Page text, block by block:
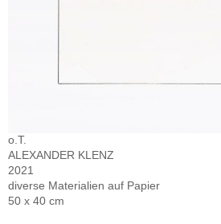
o.T.
ALEXANDER KLENZ
2021
diverse Materialien auf Papier
50 x 40 cm